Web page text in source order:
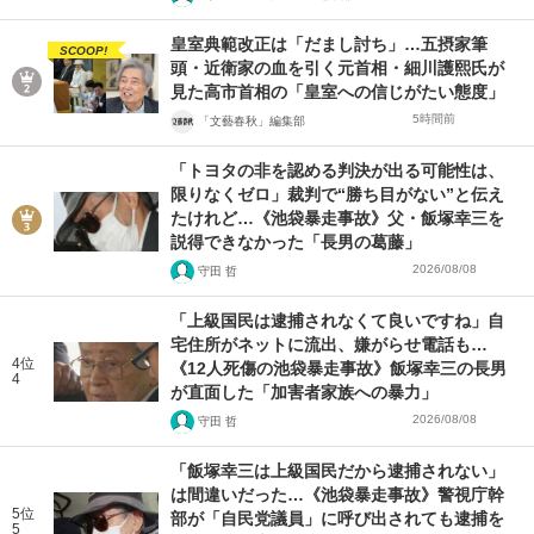
SCOOP!
皇室典範改正は「だまし討ち」…五摂家筆
頭・近衛家の血を引く元首相・細川護熙氏が
見た高市首相の「皇室への信じがたい態度」
「文藝春秋」編集部 5時間前
「トヨタの非を認める判決が出る可能性は、
限りなくゼロ」裁判で“勝ち目がない”と伝え
たけれど…《池袋暴走事故》父・飯塚幸三を
説得できなかった「長男の葛藤」
守田 哲 2026/08/08
4位
4
「上級国民は逮捕されなくて良いですね」自
宅住所がネットに流出、嫌がらせ電話も…
《12人死傷の池袋暴走事故》飯塚幸三の長男
が直面した「加害者家族への暴力」
守田 哲 2026/08/08
5位
5
「飯塚幸三は上級国民だから逮捕されない」
は間違いだった…《池袋暴走事故》警視庁幹
部が「自民党議員」に呼び出されても逮捕を